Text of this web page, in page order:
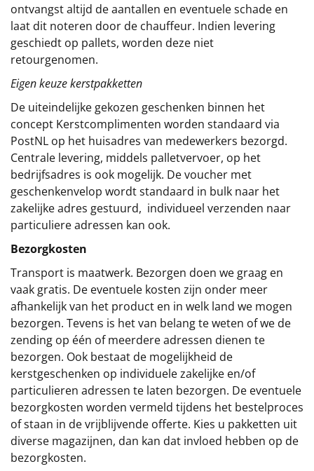
ontvangst altijd de aantallen en eventuele schade en
laat dit noteren door de chauffeur. Indien levering
geschiedt op pallets, worden deze niet
retourgenomen.
Eigen keuze kerstpakketten
De uiteindelijke gekozen geschenken binnen het
concept Kerstcomplimenten worden standaard via
PostNL op het huisadres van medewerkers bezorgd.
Centrale levering, middels palletvervoer, op het
bedrijfsadres is ook mogelijk. De voucher met
geschenkenvelop wordt standaard in bulk naar het
zakelijke adres gestuurd, individueel verzenden naar
particuliere adressen kan ook.
Bezorgkosten
Transport is maatwerk. Bezorgen doen we graag en
vaak gratis. De eventuele kosten zijn onder meer
afhankelijk van het product en in welk land we mogen
bezorgen. Tevens is het van belang te weten of we de
zending op één of meerdere adressen dienen te
bezorgen. Ook bestaat de mogelijkheid de
kerstgeschenken op individuele zakelijke en/of
particulieren adressen te laten bezorgen. De eventuele
bezorgkosten worden vermeld tijdens het bestelproces
of staan in de vrijblijvende offerte. Kies u pakketten uit
diverse magazijnen, dan kan dat invloed hebben op de
bezorgkosten.